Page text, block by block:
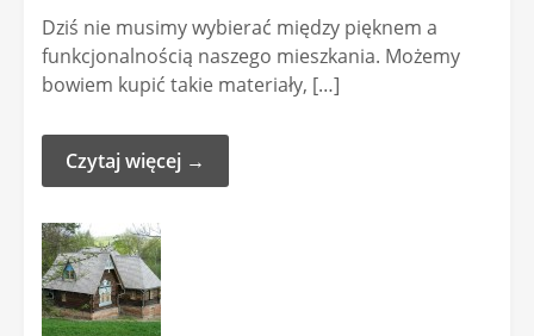
Dziś nie musimy wybierać między pięknem a
funkcjonalnością naszego mieszkania. Możemy
bowiem kupić takie materiały, […]
Czytaj więcej →